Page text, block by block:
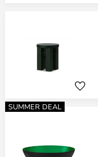
SUMMER DEAL